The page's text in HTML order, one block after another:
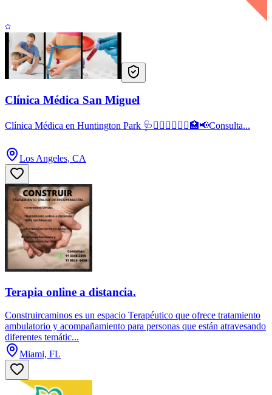
Clínica Médica San Miguel
Clínica Médica en Huntington Park 🩺👩🏻‍⚕️👨🏻‍⚕️🏥📢Consulta...
Los Angeles, CA
Terapia online a distancia.
Construircaminos es un espacio Terapéutico que ofrece tratamiento
ambulatorio y acompañamiento para personas que están atravesando
diferentes temátic...
Miami, FL